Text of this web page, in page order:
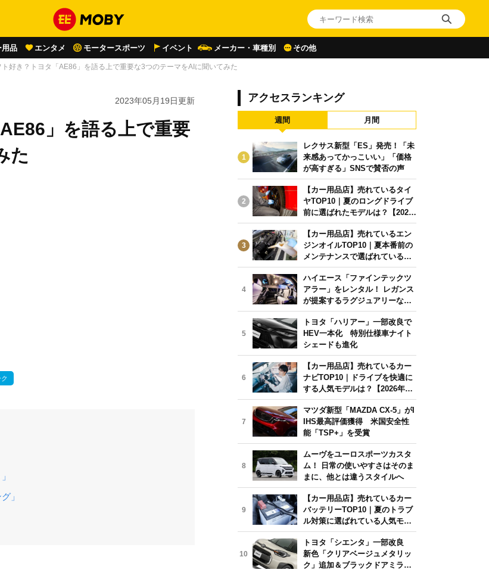
用品 エンタメ モータースポーツ イベント メーカー・車種別 その他
好き？トヨタ「AE86」を語る上で重要な3つのテーマをAIに聞いてみた
2023年05月19日更新
」を語る上で重要
た
」
アクセスランキング
週間 月間
1
レクサス新型「ES」発売！「未
来感あってかっこいい」「価格
が高すぎる」SNSで賛否の声
2
【カー用品店】売れているタイ
ヤTOP10｜夏のロングドライブ
前に選ばれたモデルは？【2026
年6月版】
3
【カー用品店】売れているエン
ジンオイルTOP10｜夏本番前の
メンテナンスで選ばれている人
気モデルは？【2026年6月版】
4
ハイエース「ファインテックツ
アラー」をレンタル！ レガンス
が提案するラグジュアリーな移
動体験
5
トヨタ「ハリアー」一部改良で
HEV一本化 特別仕様車ナイト
シェードも進化
6
【カー用品店】売れているカー
ナビTOP10｜ドライブを快適に
する人気モデルは？【2026年6
月版】
7
マツダ新型「MAZDA CX-5」がI
IHS最高評価獲得 米国安全性
能「TSP+」を受賞
8
ムーヴをユーロスポーツカスタ
ム！ 日常の使いやすさはそのま
まに、他とは違うスタイルへ
9
【カー用品店】売れているカー
バッテリーTOP10｜夏のトラブ
ル対策に選ばれている人気モデ
ルは？【2026年6月版】
10
トヨタ「シエンタ」一部改良
新色「クリアベージュメタリッ
ク」追加＆ブラックドアミラー